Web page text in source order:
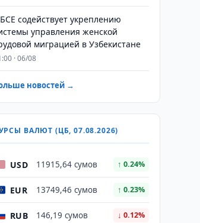
содействует укреплению
управления женской
миграцией в Узбекистане
· 06/08
новостей →
ВАЛЮТ (ЦБ, 07.08.2026)
USD 11915,64 сумов ↑ 0.24%
EUR 13749,46 сумов ↑ 0.23%
RUB 146,19 сумов ↓ 0.12%